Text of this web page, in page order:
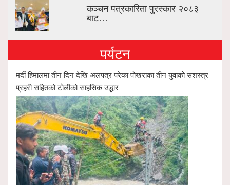
कञ्चन पत्रकारिता पुरस्कार २०८३
बाट…
पर्यटन
मर्दी हिमालमा तीन दिन देखि अलपत्र परेका पोखराका तीन युवाको सशस्त्र
प्रहरी सहितको टोलीको साहसिक उद्धार